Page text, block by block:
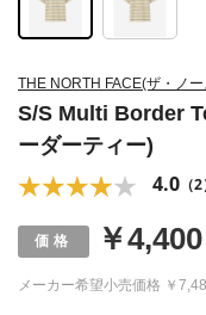
THE NORTH FACE(ザ・ノ
S/S Multi Border
ーダーティー)
4.0 （2
メーカー希望小売価格 ￥
￥4,400